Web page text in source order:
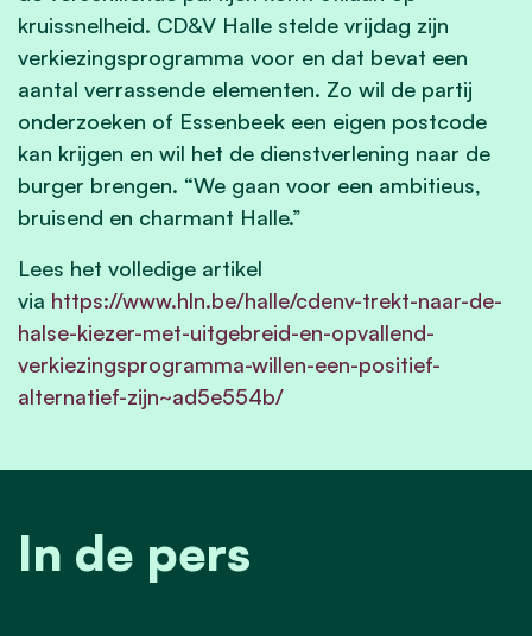
kruissnelheid. CD&V Halle stelde vrijdag zijn
verkiezingsprogramma voor en dat bevat een
aantal verrassende elementen. Zo wil de partij
onderzoeken of Essenbeek een eigen postcode
kan krijgen en wil het de dienstverlening naar de
burger brengen. “We gaan voor een ambitieus,
bruisend en charmant Halle.”
Lees het volledige artikel
via https://www.hln.be/halle/cdenv-trekt-naar-de-
halse-kiezer-met-uitgebreid-en-opvallend-
verkiezingsprogramma-willen-een-positief-
alternatief-zijn~ad5e554b/
In de pers